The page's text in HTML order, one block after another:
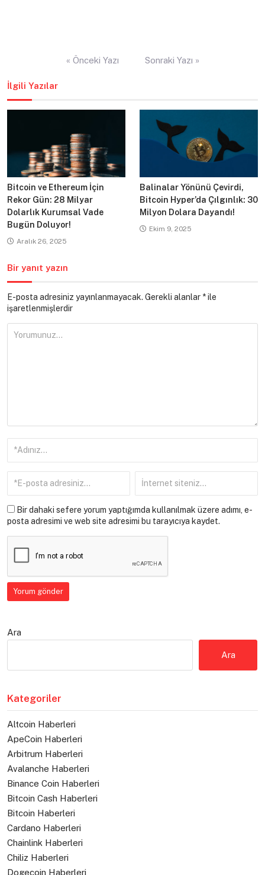
« Önceki Yazı Sonraki Yazı »
İlgili Yazılar
Bitcoin ve Ethereum İçin
Rekor Gün: 28 Milyar
Dolarlık Kurumsal Vade
Bugün Doluyor!
Aralık 26, 2025
Balinalar Yönünü Çevirdi,
Bitcoin Hyper’da Çılgınlık: 30
Milyon Dolara Dayandı!
Ekim 9, 2025
Bir yanıt yazın
E-posta adresiniz yayınlanmayacak. Gerekli alanlar *ile
işaretlenmişlerdir
Bir dahaki sefere yorum yaptığımda kullanılmak üzere adımı, e-
posta adresimi ve web site adresimi bu tarayıcıya kaydet.
Ara
Ara
Kategoriler
Altcoin Haberleri
ApeCoin Haberleri
Arbitrum Haberleri
Avalanche Haberleri
Binance Coin Haberleri
Bitcoin Cash Haberleri
Bitcoin Haberleri
Cardano Haberleri
Chainlink Haberleri
Chiliz Haberleri
Dogecoin Haberleri